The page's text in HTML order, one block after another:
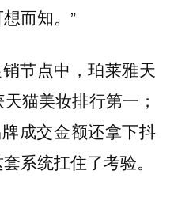
而知。”
节点中，珀莱雅天
猫美妆排行第一；
成交金额还拿下抖
系统扛住了考验。